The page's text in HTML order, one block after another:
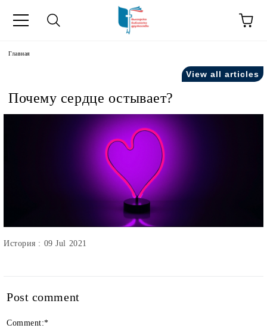
Главная
View all articles
Почему сердце остывает?
История : 09 Jul 2021
Post comment
Comment:*